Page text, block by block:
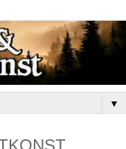
▼